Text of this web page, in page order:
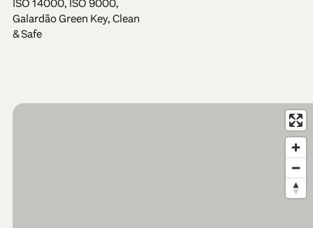
ISO 14000, ISO 9000,
Galardão Green Key, Clean
& Safe